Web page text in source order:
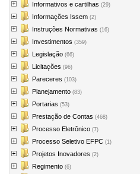
Informativos e cartilhas (29)
Informações Issem (2)
Instruções Normativas (16)
Investimentos (359)
Legislação (66)
Licitações (96)
Pareceres (103)
Planejamento (83)
Portarias (53)
Prestação de Contas (468)
Processo Eletrônico (7)
Processo Seletivo EFPC (1)
Projetos Inovadores (2)
Regimento (6)